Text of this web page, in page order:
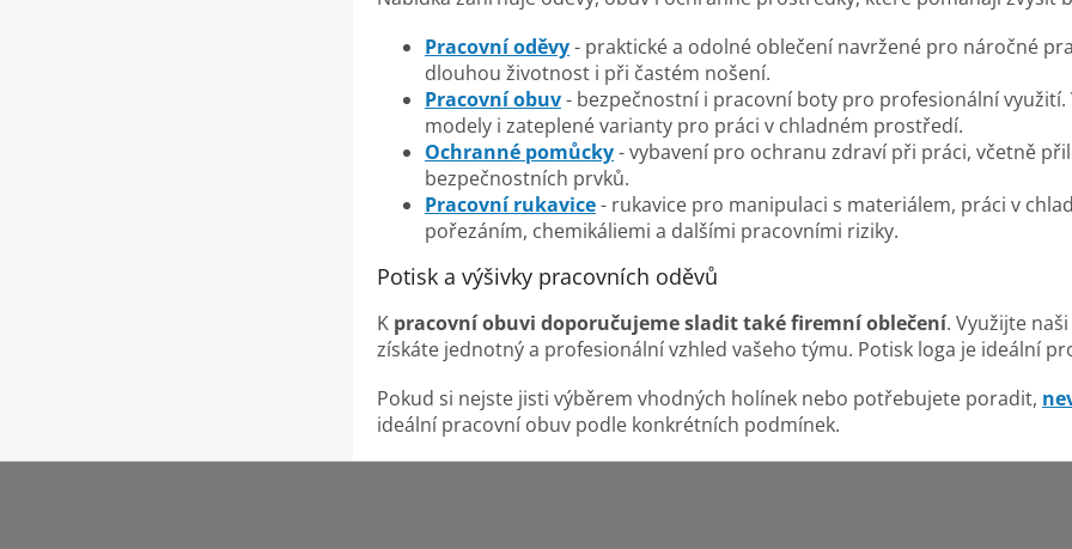
í
r
v
y
ý
Pracovní oděvy- praktické a odolné oblečení navržené pro náročné
dlouhou životnost i při častém nošení.
Pracovní obuv- bezpečnostní i pracovní boty pro profesionální
modely i zateplené varianty pro práci v chladném prostředí.
Ochranné pomůcky- vybavení pro ochranu zdraví při práci, včetně
bezpečnostních prvků.
Pracovní rukavice- rukavice pro manipulaci s materiálem, práci v
pořezáním, chemikáliemi a dalšími pracovními riziky.
Potisk a výšivky pracovních oděvů
K pracovní obuvi doporučujeme sladit také firemní oblečení. Využijte
získáte jednotný a profesionální vzhled vašeho týmu. Potisk loga je ideální
Pokud si nejste jisti výběrem vhodných holínek nebo potřebujete poradit,
ideální pracovní obuv podle konkrétních podmínek.
Z